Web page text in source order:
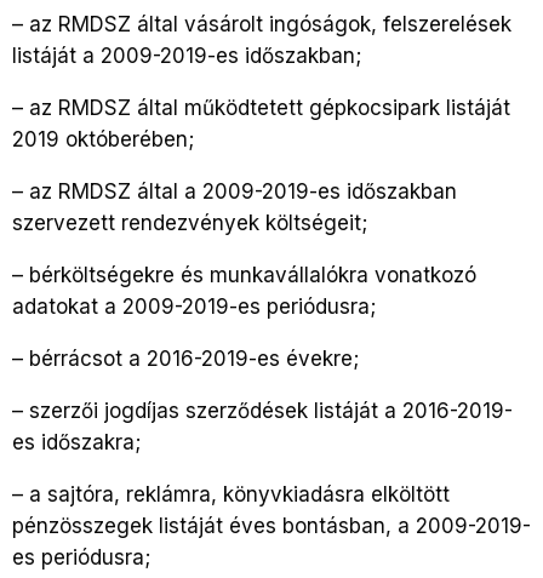
– az RMDSZ által vásárolt ingóságok, felszerelések
listáját a 2009-2019-es időszakban;
– az RMDSZ által működtetett gépkocsipark listáját
2019 októberében;
– az RMDSZ által a 2009-2019-es időszakban
szervezett rendezvények költségeit;
– bérköltségekre és munkavállalókra vonatkozó
adatokat a 2009-2019-es periódusra;
– bérrácsot a 2016-2019-es évekre;
– szerzői jogdíjas szerződések listáját a 2016-2019-
es időszakra;
– a sajtóra, reklámra, könyvkiadásra elköltött
pénzösszegek listáját éves bontásban, a 2009-2019-
es periódusra;